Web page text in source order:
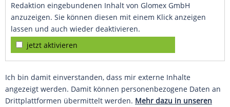
Redaktion eingebundenen Inhalt von Glomex GmbH
anzuzeigen. Sie können diesen mit einem Klick anzeigen
lassen und auch wieder deaktivieren.
jetzt aktivieren
Ich bin damit einverstanden, dass mir externe Inhalte
angezeigt werden. Damit können personenbezogene Daten an
Drittplattformen übermittelt werden. Mehr dazu in unseren